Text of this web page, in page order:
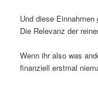
Und diese
Die Relevanz der
Wenn ihr also was
finanziell erstmal